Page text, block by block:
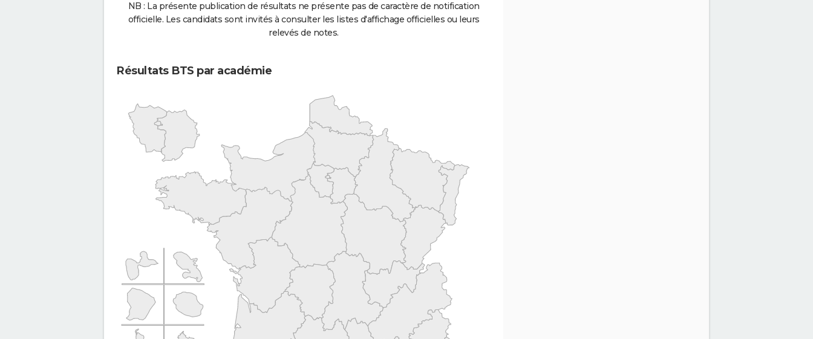
NB : La présente publication de résultats ne présente pas de caractère de notification
officielle. Les candidats sont invités à consulter les listes d'affichage officielles ou leurs
relevés de notes.
Résultats BTS par académie